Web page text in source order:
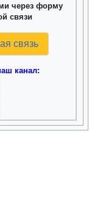
через форму
связи
связь
канал: